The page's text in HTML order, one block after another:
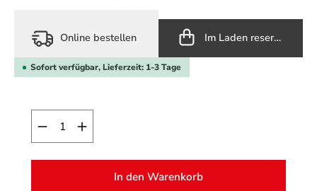
Online bestellen Im Laden reservieren
Sofort verfügbar, Lieferzeit: 1-3 Tage
Produkt Anzahl: Gib den gewünschten Wert
In den Warenkorb